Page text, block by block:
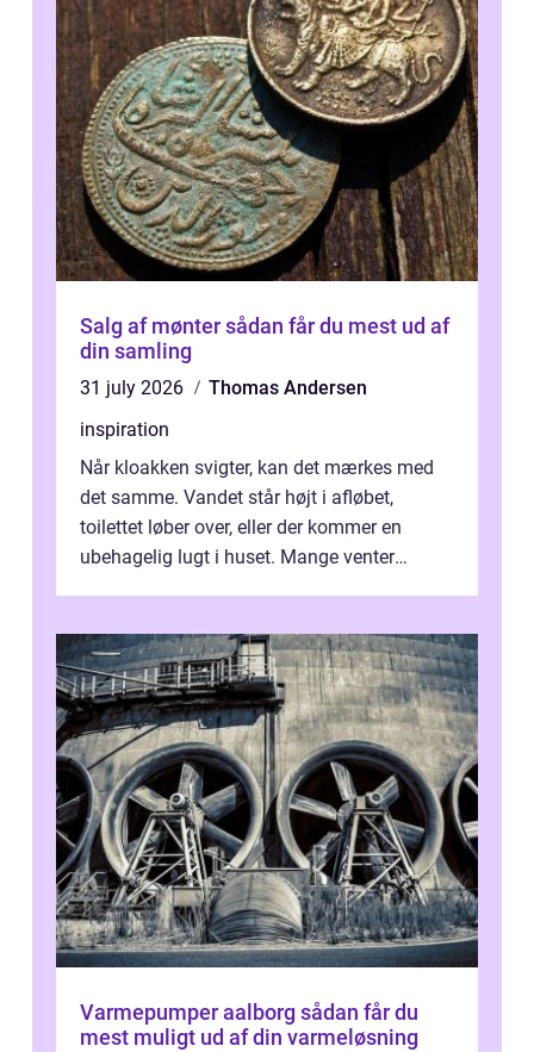
Salg af mønter sådan får du mest ud af
din samling
31 july 2026
Thomas Andersen
inspiration
Når kloakken svigter, kan det mærkes med
det samme. Vandet står højt i afløbet,
toilettet løber over, eller der kommer en
ubehagelig lugt i huset. Mange venter
Varmepumper aalborg sådan får du
mest muligt ud af din varmeløsning